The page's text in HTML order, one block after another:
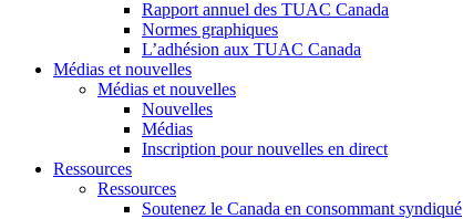
Rapport annuel des TUAC Canada
Normes graphiques
L’adhésion aux TUAC Canada
Médias et nouvelles
Médias et nouvelles
Nouvelles
Médias
Inscription pour nouvelles en direct
Ressources
Ressources
Soutenez le Canada en consommant syndiqué